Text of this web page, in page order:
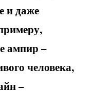
и даже
ампир –
человека,
–